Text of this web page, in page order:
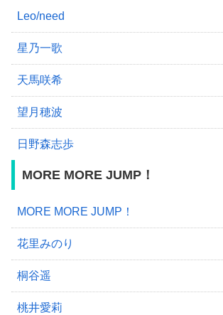
Leo/need
星乃一歌
天馬咲希
望月穂波
日野森志歩
MORE MORE JUMP！
MORE MORE JUMP！
花里みのり
桐谷遥
桃井愛莉